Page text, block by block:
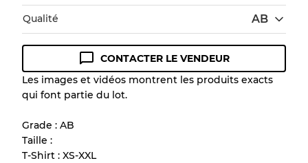
Qualité AB
Guide des conditions
Tous les produits incluent un niveau de
de chaque article avant l'achat.
CONTACTER LE VENDEUR
Les images et vidéos montrent les produits exacts
qui font partie du lot.
Grade : AB
Taille :
T-Shirt : XS-XXL